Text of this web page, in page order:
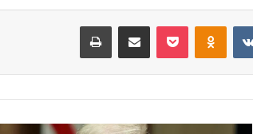
Odnoklassniki
‫Pocket مشاركة عبر البريد طباعة